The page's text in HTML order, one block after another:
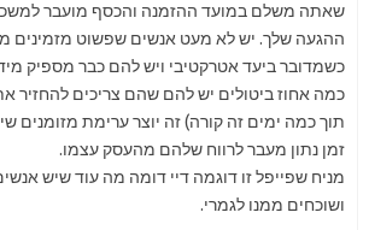
שאתה משלם במועד ההזמנה והכסף מועבר
ההגעה שלך. יש לא מעט אנשים שפשוט מזמינים
כשמדובר ביעד אטרקטיבי ויש להם כבר מספיק
כמה אחוז ביטולים יש להם שהם צריכים להחזיר
תוך כמה ימים זה קורה) זה יוצר ערימת מזומנים
זמן נתון מעבר לרווח שלהם מהעסק עצמו.
מניח שפייפל זו דוגמה דיי דומה מה עוד שיש
ושוכחים ממנו לגמרי.